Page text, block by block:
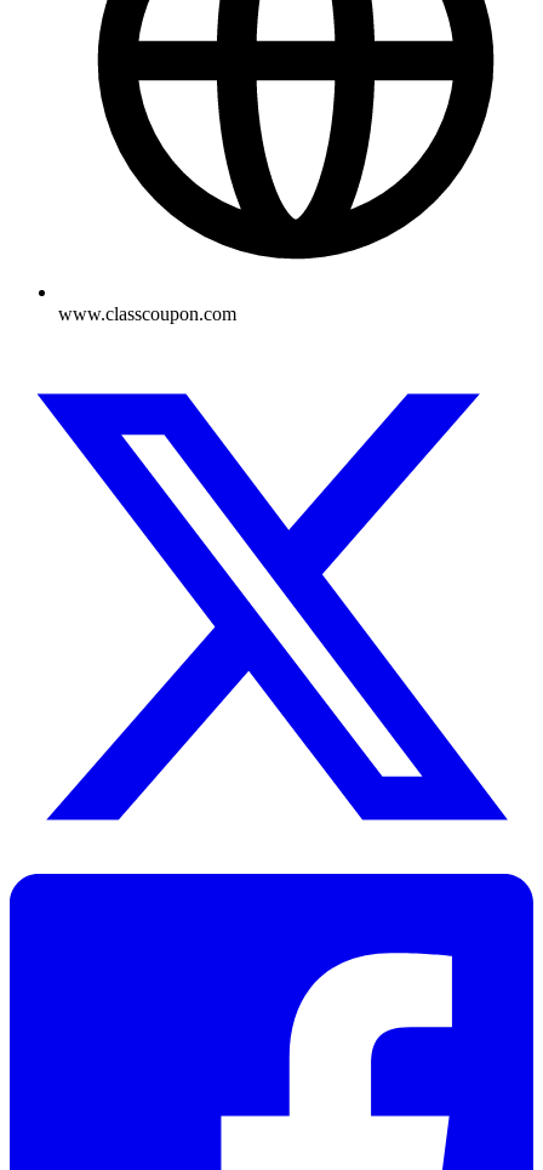
www.classcoupon.com